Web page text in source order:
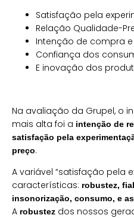
Satisfação pela
Relação Qualidade-
Intenção de compra
Confiança dos
E inovação dos
Na avaliação da Grupel, o
mais alta foi a intenção de
satisfação pela
preço.
A variável “satisfação pela
características: robustez,
insonorização, consumo, e
A robustez dos nossos